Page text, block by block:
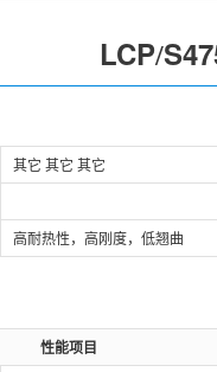
LCP/
其它 其它 其它
高耐热性，高刚度，低翘曲
性能项目